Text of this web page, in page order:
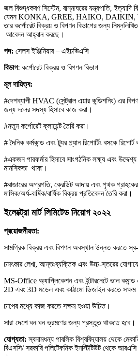
জল বিশুদ্ধকরণ সিস্টেম, রান্নাঘরের যন্ত্রপাতি, ইত্যাদি
যেমন KONKA, GREE, HAIKO, DAIKIN,
তার কর্পোরেট বিক্রয় ও বিপণন বিভাগের জন্য
আবেদন আহ্বান করছে।
পদ: সেলস ইঞ্জিনিয়ার – এইচভিএসি
বিভাগ: কর্পোরেট বিক্রয় ও বিপণন বিভাগ
মূল দায়িত্ব:
#দেশব্যাপী HVAC (সেন্ট্রাল এয়ার কন্ডিশনিং) এর
জন্য দলের সদস্য হিসাবে কাজ করা।
#নতুন কর্পোরেট ক্লায়েন্ট তৈরি করা।
# দৈনিক কর্মকান্ড এবং ট্যুর প্ল্যান রিপোর্টিং বসকে রিপোর্ট
#একজন পারফর্মার হিসাবে সাংগঠনিক লক্ষ্য এবং
মানসিকতা থাকা।
#বাজারের অগ্রগতি, ক্রেডিট আদায় এবং পৃথক গ্রাহকের
মাসিক/অর্ধ-বার্ষিক/বার্ষিক বিক্রয় প্রতিবেদন তৈরি করা।
ইলেক্ট্রো মার্ট লিমিটেড নিয়োগ ২০২২
প্রয়োজনীয়তা:
সামগ্রিক বিক্রয় এবং বিপণন অবস্থান উন্নত করতে
চমৎকার লেখা, আন্তঃব্যক্তিক এবং উচ্চ-স্তরের
MS-Office অ্যাপ্লিকেশন এবং ইন্টারনেটে ভাল
2D এবং 3D মডেল এবং কাঠামো ডিজাইন করতে সক্ষম
চাপের মধ্যে কাজ করতে সক্ষম হওয়া উচিত।
সারা দেশে ঘন ঘন ভ্রমণের জন্য প্রস্তুত থাকতে হবে।
যোগ্যতা: স্বনামধন্য পাবলিক বিশ্ববিদ্যালয় থেকে
বিএসসি/ সরকারি পলিটেকনিক ইনস্টিটিউট থেকে